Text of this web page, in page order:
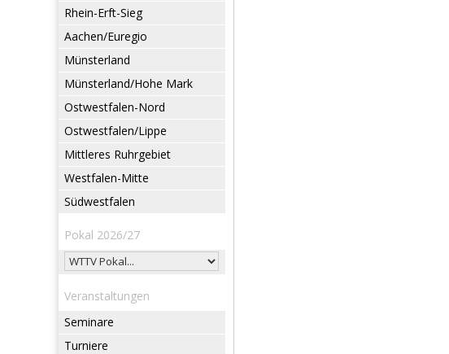
Rhein-Erft-Sieg
Aachen/Euregio
Münsterland
Münsterland/Hohe Mark
Ostwestfalen-Nord
Ostwestfalen/Lippe
Mittleres Ruhrgebiet
Westfalen-Mitte
Südwestfalen
Pokal 2026/27
Veranstaltungen
Seminare
Turniere